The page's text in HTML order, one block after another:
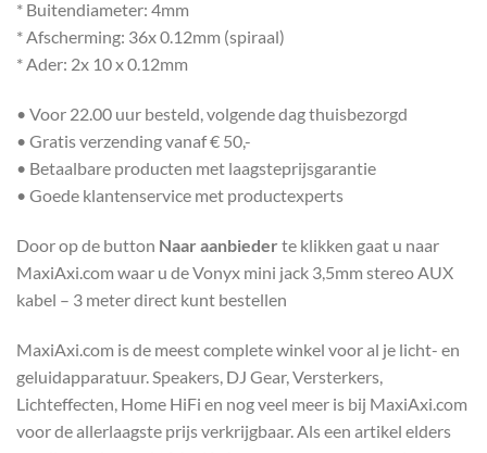
* Buitendiameter: 4mm
* Afscherming: 36x 0.12mm (spiraal)
* Ader: 2x 10 x 0.12mm
• Voor 22.00 uur besteld, volgende dag thuisbezorgd
• Gratis verzending vanaf € 50,-
• Betaalbare producten met laagsteprijsgarantie
• Goede klantenservice met productexperts
Door op de button Naar aanbieder te klikken gaat u naar
MaxiAxi.com waar u de Vonyx mini jack 3,5mm stereo AUX
kabel – 3 meter direct kunt bestellen
MaxiAxi.com is de meest complete winkel voor al je licht- en
geluidapparatuur. Speakers, DJ Gear, Versterkers,
Lichteffecten, Home HiFi en nog veel meer is bij MaxiAxi.com
voor de allerlaagste prijs verkrijgbaar. Als een artikel elders